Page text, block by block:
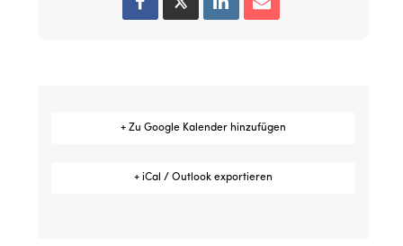
+ Zu Google Kalender hinzufügen
+ iCal / Outlook exportieren